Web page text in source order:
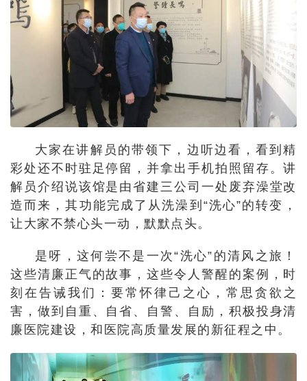
大家在讲解员的带领下，边听边看，看到精
彩处还不时驻足停留，并拿出手机拍照留存。讲
解员介绍说该馆是由省建三公司一处废弃澡堂改
造而来，其功能完成了从洗澡到“洗心”的转变，
让大家不禁心头一动，默默点头。
是呀，这何尝不是一次“洗心”的清风之旅！
这些清廉正气的故事，这些令人警醒的案例，时
刻在告诫我们：要常怀律己之心，常思贪欲之
害，做到自重、自省、自警、自励，积极投身清
廉医院建设，和医院高质量发展的新征程之中。